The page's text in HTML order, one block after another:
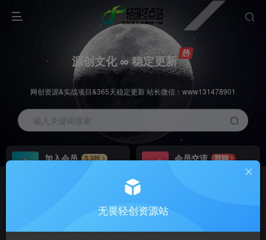
源创文化 ∞ 稳定更新
网创资源&实战项目&365天稳定更新 站长微信：www131478901
输入关键词搜索
加入会员
3.3折
会员交流
群聊
推广返佣高达70%无畏轻创资源站